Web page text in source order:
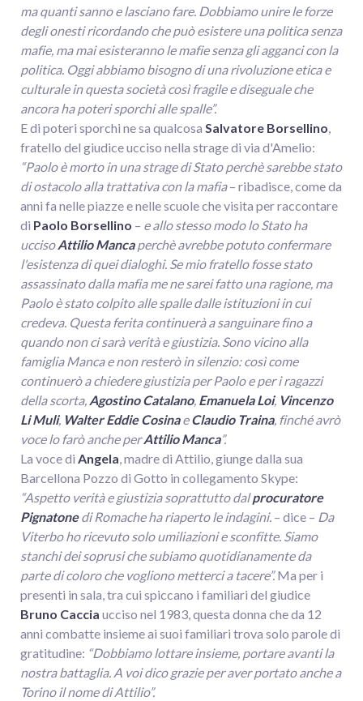
ma quanti sanno e lasciano fare. Dobbiamo unire le forze
degli onesti ricordando che può esistere una politica senza
mafie, ma mai esisteranno le mafie senza gli agganci con la
politica. Oggi abbiamo bisogno di una rivoluzione etica e
culturale in questa società così fragile e diseguale che
ancora ha poteri sporchi alle spalle”.
E di poteri sporchi ne sa qualcosa Salvatore Borsellino,
fratello del giudice ucciso nella strage di via d'Amelio:
“Paolo è morto in una strage di Stato perchè sarebbe stato
di ostacolo alla trattativa con la mafia– ribadisce, come da
anni fa nelle piazze e nelle scuole che visita per raccontare
di Paolo Borsellino – e allo stesso modo lo Stato ha
uccisoAttilio Mancaperchè avrebbe potuto confermare
l'esistenza di quei dialoghi. Se mio fratello fosse stato
assassinato dalla mafia me ne sarei fatto una ragione, ma
Paolo è stato colpito alle spalle dalle istituzioni in cui
credeva. Questa ferita continuerà a sanguinare fino a
quando non ci sarà verità e giustizia. Sono vicino alla
famiglia Manca e non resterò in silenzio: così come
continuerò a chiedere giustizia per Paolo e per i ragazzi
della scorta, Agostino Catalano, Emanuela Loi, Vincenzo
Li Muli, Walter Eddie CosinaeClaudio Traina, finché avrò
voce lo farò anche perAttilio Manca”.
La voce di Angela, madre di Attilio, giunge dalla sua
Barcellona Pozzo di Gotto in collegamento Skype:
“Aspetto verità e giustizia soprattutto dalprocuratore
Pignatonedi Romache ha riaperto le indagini. – dice – Da
Viterbo ho ricevuto solo umiliazioni e sconfitte. Siamo
stanchi dei soprusi che subiamo quotidianamente da
parte di coloro che vogliono metterci a tacere”.Ma per i
presenti in sala, tra cui spiccano i familiari del giudice
Bruno Caccia ucciso nel 1983, questa donna che da 12
anni combatte insieme ai suoi familiari trova solo parole di
gratitudine: “Dobbiamo lottare insieme, portare avanti la
nostra battaglia. A voi dico grazie per aver portato anche a
Torino il nome di Attilio”.